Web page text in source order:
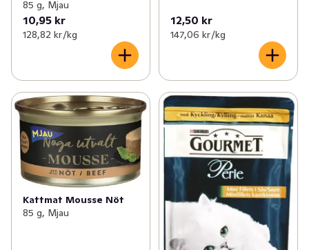
85 g, Mjau
10,95 kr
128,82 kr /kg
12,50 kr
147,06 kr /kg
Kattmat Mousse Nöt
85 g, Mjau